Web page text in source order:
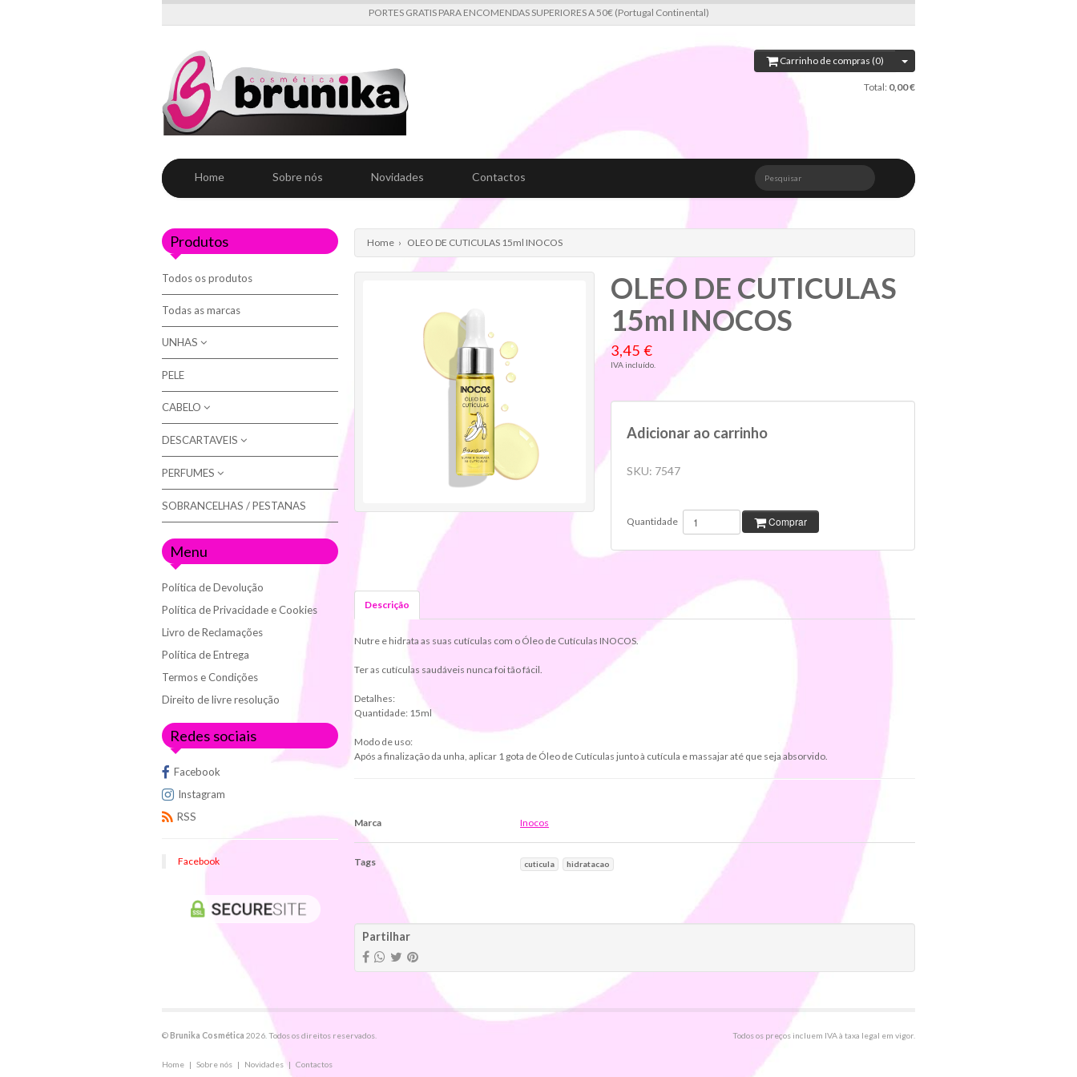
PORTES GRATIS PARA ENCOMENDAS SUPERIORES A 50€ (Portugal Continental)
Carrinho de compras (0)
Total: 0,00 €
Home Sobre nós Novidades Contactos Pesquisar
Produtos
Todos os produtos
Todas as marcas
UNHAS
NAIL ART
JOIAS PARA UNHAS
GLITTERS E PÓ EFEITO
COMPLEMENTOS
DIPPING
EQUIPAMENTOS
ACESSÓRIOS (para unhas)
PELE
CABELO
COLORAÇÃO
ARTX
NATURE (sem amoníaco)
OXIDANTES
CUIDADOS (champôs / máscaras)
EQUIPAMENTOS
ACESSÓRIOS (para cabelo)
TÉCNICO
DESCARTAVEIS
LUVAS
ROLOS DE MARQUESA
PERFUMES
MULHER
HOMEM
SOBRANCELHAS / PESTANAS
Menu
Política de Devolução
Política de Privacidade e Cookies
Livro de Reclamações
Política de Entrega
Termos e Condições
Direito de livre resolução
Redes sociais
Facebook
Instagram
RSS
Facebook
Home › OLEO DE CUTICULAS 15ml INOCOS
OLEO DE CUTICULAS
15ml INOCOS
3,45 €
IVA incluído.
Adicionar ao carrinho
SKU: 7547
Quantidade Comprar
Descrição
Nutre e hidrata as suas cutículas com o Óleo de Cutículas INOCOS.
Ter as cutículas saudáveis nunca foi tão fácil.
Detalhes:
Quantidade: 15ml
Modo de uso:
Após a finalização da unha, aplicar 1 gota de Óleo de Cutículas junto à cutícula e massajar até que seja absorvido.
Marca Inocos
Tags cuticula hidratacao
Partilhar
©Brunika Cosmética 2026. Todos os direitos reservados.
Home | Sobre nós | Novidades | Contactos
Todos os preços incluem IVA à taxa legal em vigor.